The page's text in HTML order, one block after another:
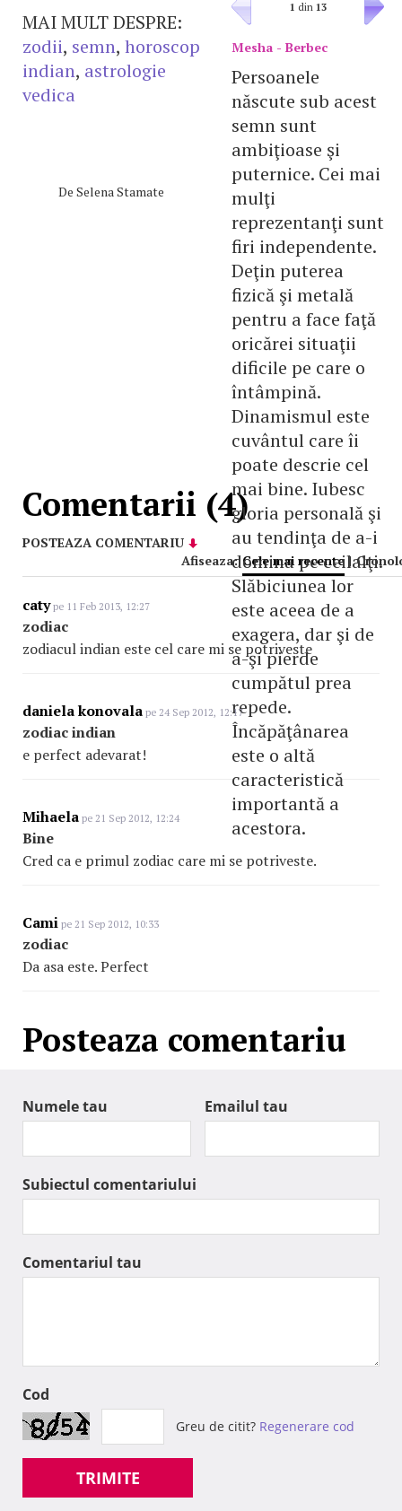
1 din 13
Mesha - Berbec
Persoanele
născute sub acest
semn sunt
ambiţioase şi
puternice. Cei mai
mulţi
reprezentanţi sunt
firi independente.
Deţin puterea
fizică şi metală
pentru a face faţă
oricărei situaţii
dificile pe care o
întâmpină.
Dinamismul este
cuvântul care îi
poate descrie cel
mai bine. Iubesc
gloria personală şi
au tendinţa de a-i
domina pe ceilalţi.
Slăbiciunea lor
este aceea de a
exagera, dar şi de
a-şi pierde
cumpătul prea
repede.
Încăpăţânarea
este o altă
caracteristică
importantă a
acestora.
MAI MULT DESPRE:
zodii, semn, horoscop
indian, astrologie
vedica
De Selena Stamate
Comentarii (4)
POSTEAZA COMENTARIU
Afiseaza: Cele mai recente |
catype 11 Feb 2013, 12:27
zodiac
zodiacul indian este cel care mi se potriveste
daniela konovala pe 24 Sep 2012, 12:17
zodiac indian
e perfect adevarat!
Mihaela pe 21 Sep 2012, 12:24
Bine
Cred ca e primul zodiac care mi se potriveste.
Cami pe 21 Sep 2012, 10:33
zodiac
Da asa este. Perfect
Posteaza comentariu
Numele tau Emailul tau
Subiectul comentariului
Comentariul tau
Cod
Greu de citit? Regenerare cod
TRIMITE